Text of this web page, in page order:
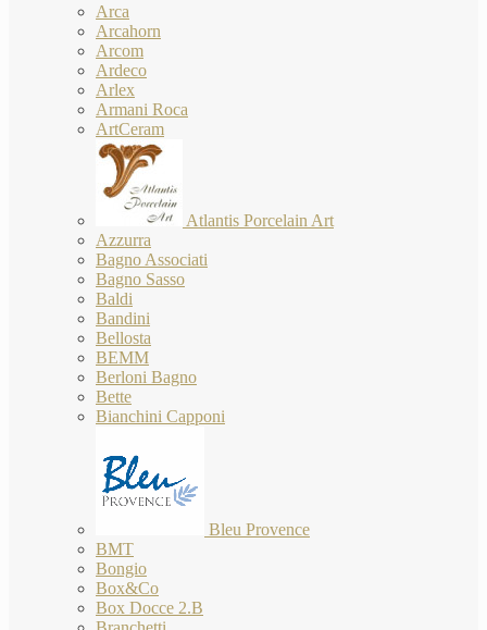
Arca
Arcahorn
Arcom
Ardeco
Arlex
Armani Roca
ArtCeram
Atlantis Porcelain Art
Azzurra
Bagno Associati
Bagno Sasso
Baldi
Bandini
Bellosta
BEMM
Berloni Bagno
Bette
Bianchini Capponi
Bleu Provence
BMT
Bongio
Box&Co
Box Docce 2.B